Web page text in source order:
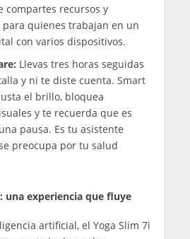
compartes recursos y
quienes trabajan en un
con varios dispositivos.
Llevas tres horas seguidas
y ni te diste cuenta. Smart
el brillo, bloquea
y te recuerda que es
pausa. Es tu asistente
preocupa por tu salud
una experiencia que fluye
artificial, el Yoga Slim 7i